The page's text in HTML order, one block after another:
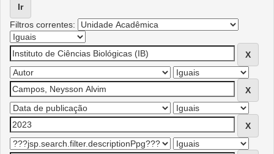
Filtros correntes: